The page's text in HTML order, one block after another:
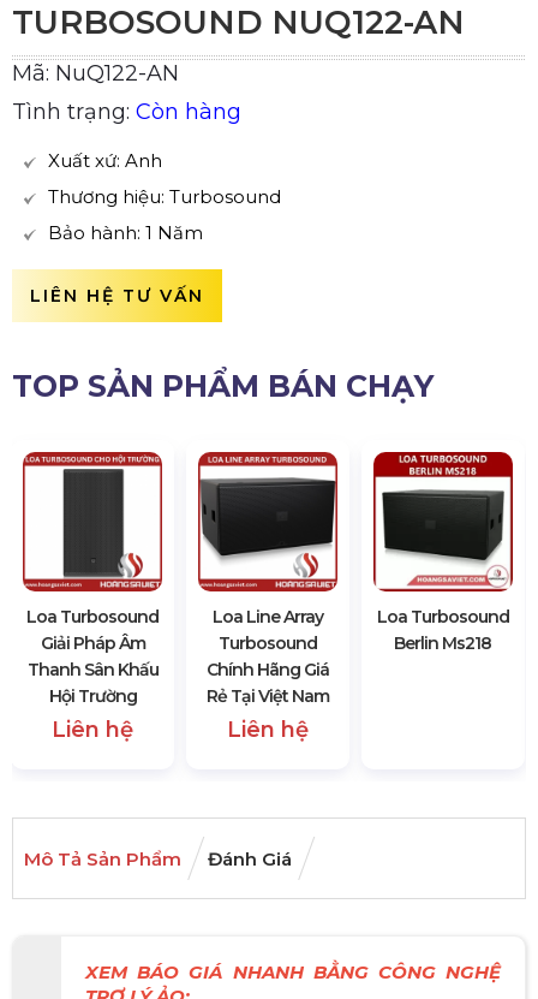
TURBOSOUND NUQ122-AN
Mã: NuQ122-AN
Tình trạng: Còn hàng
Xuất xứ: Anh
Thương hiệu: Turbosound
Bảo hành: 1 Năm
LIÊN HỆ TƯ VẤN
TOP SẢN PHẨM BÁN CHẠY
Loa Turbosound
Giải Pháp Âm
Thanh Sân Khấu
Hội Trường
Liên hệ
Loa Line Array
Turbosound
Chính Hãng Giá
Rẻ Tại Việt Nam
Liên hệ
Loa Turbosound
Berlin Ms218
Mô Tả Sản Phẩm Đánh Giá
XEM BÁO GIÁ NHANH BẰNG CÔNG NGHỆ